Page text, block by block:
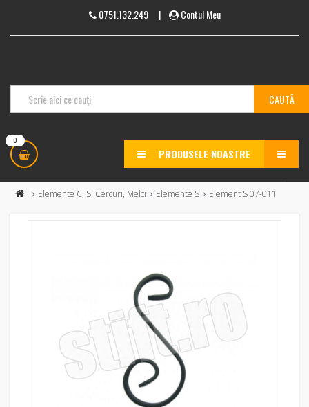
0751.132.249| Contul Meu
0
PRODUSELE NOASTRE MENU
Elemente C, S, Cercuri, Melci Elemente S Element S 07-011